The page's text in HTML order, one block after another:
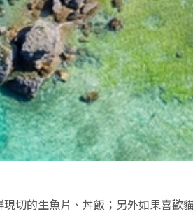
切的生魚片、丼飯；另外如果喜歡